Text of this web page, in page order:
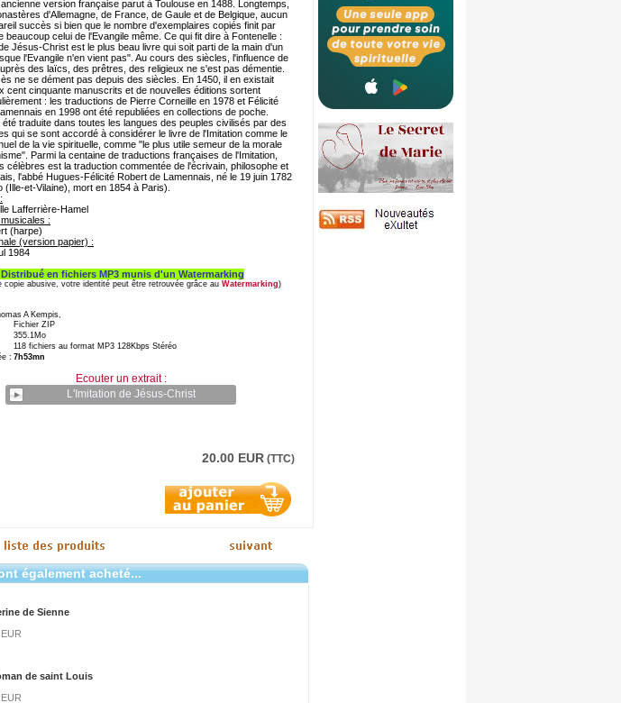
version française parut à Toulouse en 1488. Longtemps,
d'Allemagne, de France, de Gaule et de Belgique, aucun
succès si bien que le nombre d'exemplaires copiés finit par
beaucoup celui de l'Evangile même. Ce qui fit dire à Fontenelle :
Jésus-Christ est le plus beau livre qui soit parti de la main d'un
l'Evangile n'en vient pas". Au cours des siècles, l'influence de
des laïcs, des prêtres, des religieux ne s'est pas démentie.
ne se dément pas depuis des siècles. En 1450, il en existait
cent cinquante manuscrits et de nouvelles éditions sortent
: les traductions de Pierre Corneille en 1978 et Félicité
en 1998 ont été republiées en collections de poche.
été traduite dans toutes les langues des peuples civilisés par des
qui se sont accordé à considérer le livre de l'Imitation comme le
de la vie spirituelle, comme "le plus utile semeur de la morale
Parmi la centaine de traductions françaises de l'Imitation,
célèbres est la traduction commentée de l'écrivain, philosophe et
l'abbé Hugues-Félicité Robert de Lamennais, né le 19 juin 1782
(Ille-et-Vilaine), mort en 1854 à Paris).
Lafferrière-Hamel
:
(harpe)
(version papier) :
1984
Distribué en fichiers MP3 munis d'un Watermarking
copie abusive, votre identité peut être retrouvée grâce au Watermarking)
A Kempis,
Fichier ZIP
355.1Mo
118 fichiers au format MP3 128Kbps Stéréo
: 7h53mn
Ecouter un extrait :
L'Imitation de Jésus-Christ
20.00 EUR (TTC)
également acheté...
de Sienne
de saint Louis